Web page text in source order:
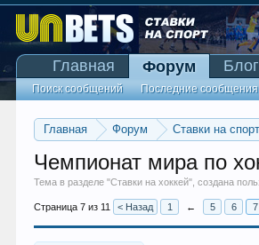
Главная Форум Ставки на
Чемпионат мира по
Тема в разделе "Ставки на хоккей", создана
Страница 7 из 11 < Назад 1 ← 5 6 7
Главная Форум
Поиск сообщений Последние сообщения